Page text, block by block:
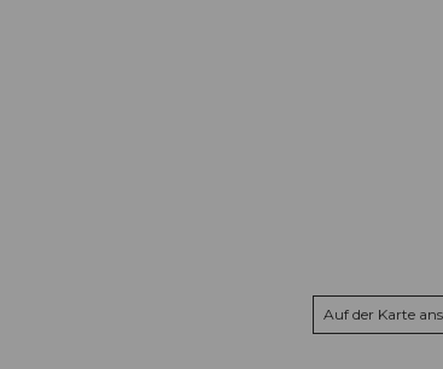
Auf der Karte